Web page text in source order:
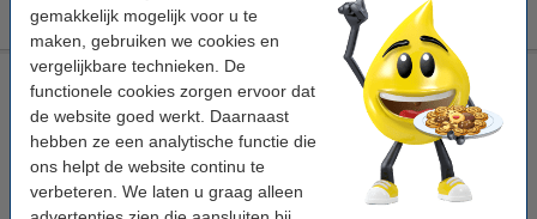
gemakkelijk mogelijk voor u te
maken, gebruiken we cookies en
vergelijkbare technieken. De
functionele cookies zorgen ervoor dat
de website goed werkt. Daarnaast
hebben ze een analytische functie die
ons helpt de website continu te
verbeteren. We laten u graag alleen
123inkt huismerk vervangt Brother TN-2120XL toner zwart
extra hoge capaciteit dubbelpak
123inkt toner zwart ± 9.000 pagina's
Bekijk de specificaties en omschrijving
Direct leverbaar